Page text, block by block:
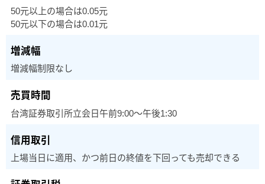
50元以上の場合は0.05元
50元以下の場合は0.01元
増減幅制限なし
台湾証券取引所立会日午前9:00～午後1:30
上場当日に適用、かつ前日の終値を下回っても売却できる